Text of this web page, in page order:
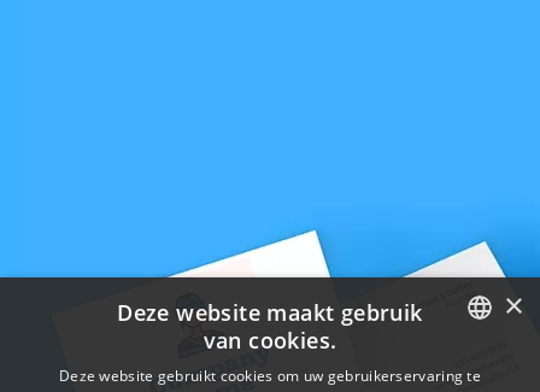
ENGLISH
×
Deze website maakt gebruik
van cookies.
Deze website gebruikt cookies om uw gebruikerservaring te